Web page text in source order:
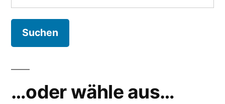
nach:
…oder wähle aus…